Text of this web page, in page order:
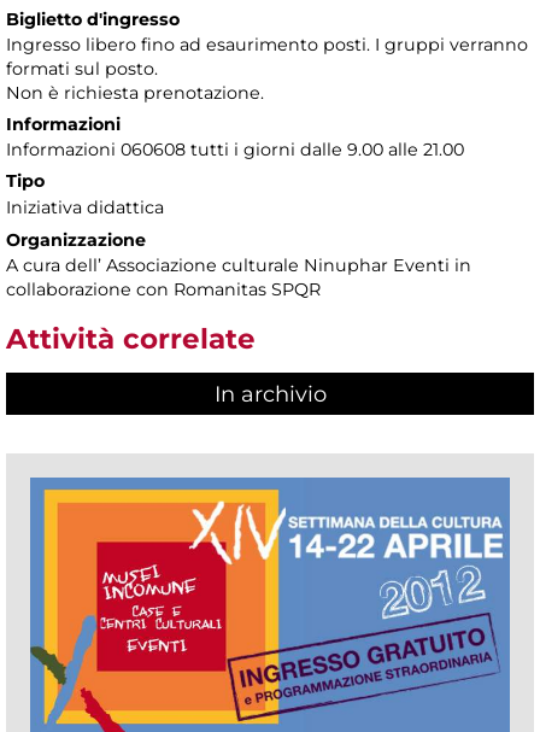
Biglietto d'ingresso
Ingresso libero fino ad esaurimento posti. I gruppi verranno
formati sul posto.
Non è richiesta prenotazione.
Informazioni
Informazioni 060608 tutti i giorni dalle 9.00 alle 21.00
Tipo
Iniziativa didattica
Organizzazione
A cura dell’ Associazione culturale Ninuphar Eventi in
collaborazione con Romanitas SPQR
Attività correlate
In archivio